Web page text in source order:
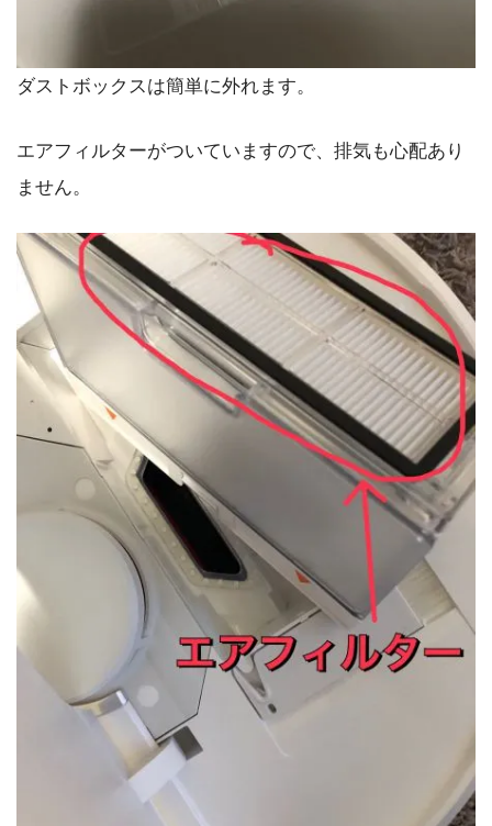
ダストボックスは簡単に外れます。
エアフィルターがついていますので、排気も心配あり
ません。